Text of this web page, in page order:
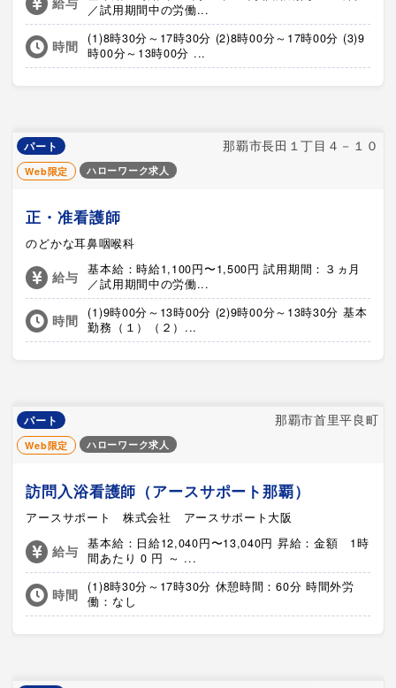
／試用期間中の労働...
時間
(1)8時30分～17時30分 (2)8時00分～17時00分 (3)9
時00分～13時00分 ...
パート 那覇市長田１丁目４－１０
Web限定 ハローワーク求人
正・准看護師
のどかな耳鼻咽喉科
給与
基本給：時給1,100円〜1,500円 試用期間：３ヵ月
／試用期間中の労働...
時間
(1)9時00分～13時00分 (2)9時00分～13時30分 基本
勤務（１）（２）...
パート 那覇市首里平良町
Web限定 ハローワーク求人
訪問入浴看護師（アースサポート那覇）
アースサポート 株式会社 アースサポート大阪
給与
基本給：日給12,040円〜13,040円 昇給：金額 1時
間あたり 0 円 ～ ...
時間
(1)8時30分～17時30分 休憩時間：60分 時間外労
働：なし